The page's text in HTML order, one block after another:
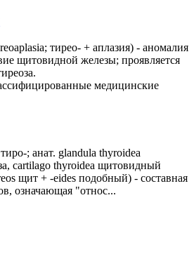
тирео- + аплазия) - аномалия
щитовидной железы; проявляется
медицинские
; анат. glandula thyroidea
cartilago thyroidea щитовидный
щит + -eides подобный) - составная
означающая "относ...